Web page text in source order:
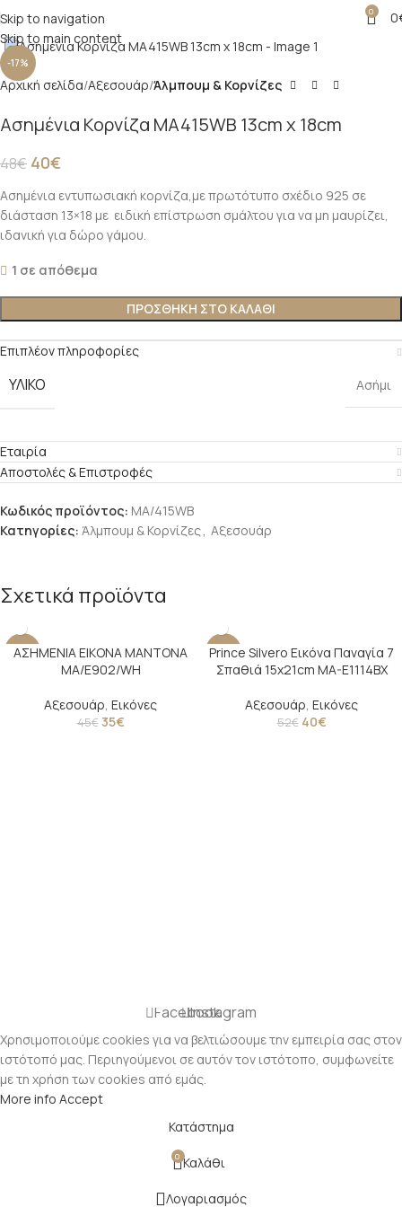
Skip to navigation
Skip to main content
0 0
-17%
Click to enlarge
Αρχική σελίδα Αξεσουάρ Άλμπουμ & Κορνίζες
Ασημένια Κορνίζα MA415WB 13cm x 18cm
48€ 40€
Ασημένια εντυπωσιακή κορνίζα,με πρωτότυπο σχέδιο 925 σε
διάσταση 13×18 με ειδική επίστρωση σμάλτου για να μη μαυρίζει,
ιδανική για δώρο γάμου.
1 σε απόθεμα
ΠΡΟΣΘΉΚΗ ΣΤΟ ΚΑΛΆΘΙ
Επιπλέον πληροφορίες
ΥΛΙΚΌ Ασήμι
Εταιρία
Αποστολές & Επιστροφές
Κωδικός προϊόντος: ΜΑ/415WB
Κατηγορίες: Άλμπουμ & Κορνίζες, Αξεσουάρ
Σχετικά προϊόντα
-22%
ΑΣΗΜΕΝΙΑ ΕΙΚΟΝΑ ΜΑΝΤΟΝΑ
MA/E902/WH
Αξεσουάρ, Εικόνες
45€ 35€
-23%
Prince Silvero Εικόνα Παναγία 7
Σπαθιά 15x21cm MA-E1114BX
Αξεσουάρ, Εικόνες
52€ 40€
FacebookInstagram
Χρησιμοποιούμε cookies για να βελτιώσουμε την εμπειρία σας στον
ιστότοπό μας. Περιηγούμενοι σε αυτόν τον ιστότοπο, συμφωνείτε
με τη χρήση των cookies από εμάς.
More info Accept
Κατάστημα
0 Καλάθι
Λογαριασμός